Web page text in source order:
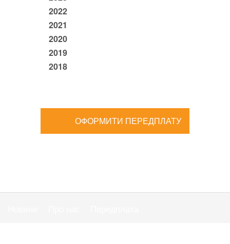
2022
2021
2020
2019
2018
ОФОРМИТИ ПЕРЕДПЛАТУ